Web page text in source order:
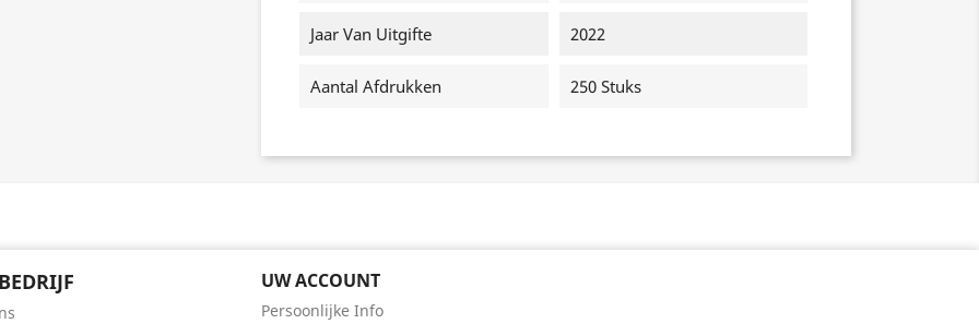
Jaar Van Uitgifte 2022
Aantal Afdrukken 250 Stuks
UW ACCOUNT
Persoonlijke Info